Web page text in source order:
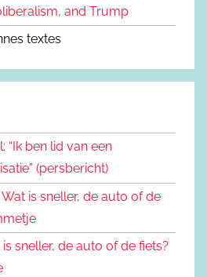
and Trump
textes
“Ik ben lid van een
(persbericht)
Wat is sneller, de auto of de
sneller, de auto of de fiets?